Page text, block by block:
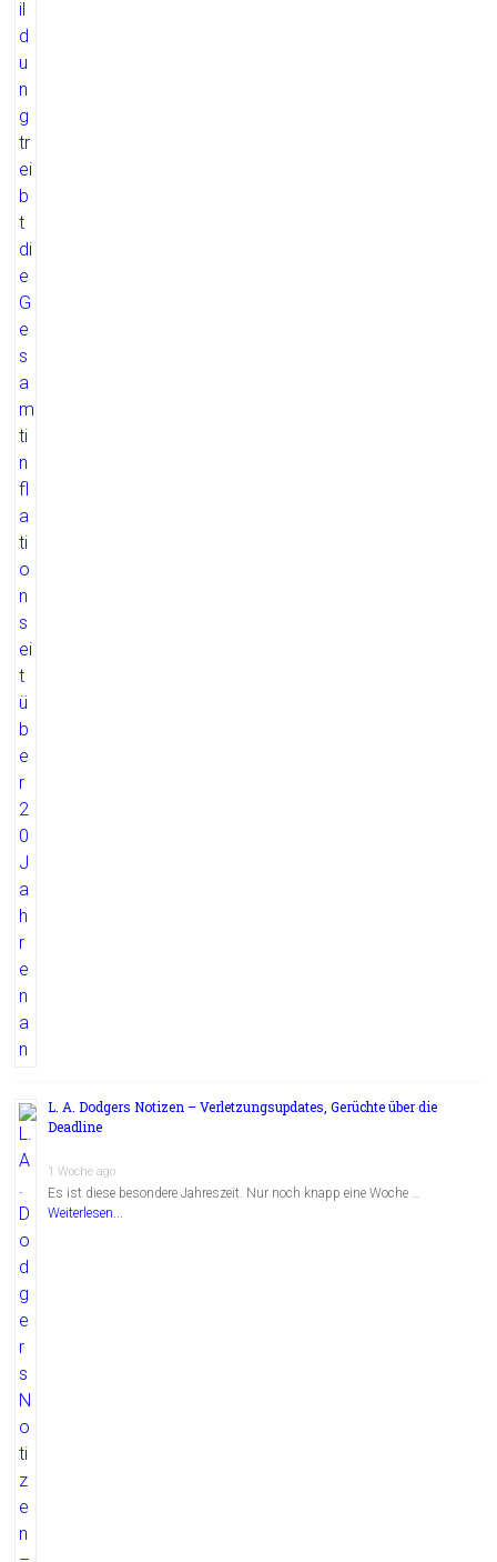
L. A. Dodgers Notizen – Verletzungsupdates, Gerüchte über die
Deadline
1 Woche ago
Es ist diese besondere Jahreszeit. Nur noch knapp eine Woche …
Weiterlesen...